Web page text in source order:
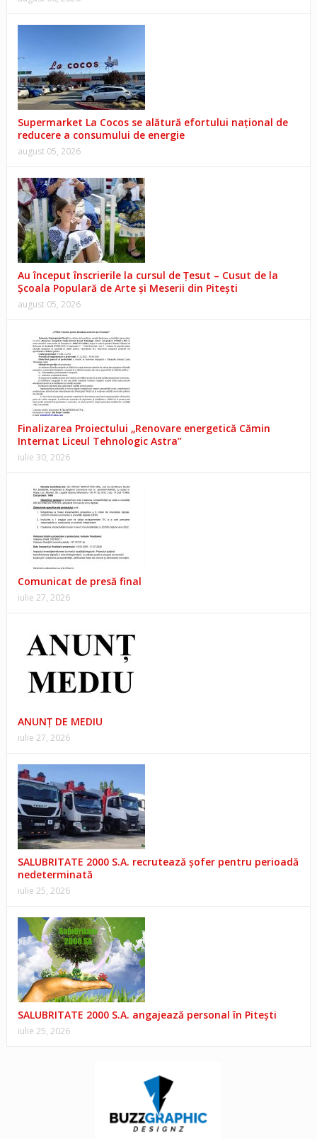
Supermarket La Cocos se alătură efortului național de
reducere a consumului de energie
august 05, 2026
Au început înscrierile la cursul de Țesut – Cusut de la
Școala Populară de Arte și Meserii din Pitești
august 05, 2026
Finalizarea Proiectului „Renovare energetică Cămin
Internat Liceul Tehnologic Astra”
iulie 30, 2026
Comunicat de presă final
iulie 27, 2026
ANUNŢ DE MEDIU
iulie 27, 2026
SALUBRITATE 2000 S.A. recrutează șofer pentru perioadă
nedeterminată
iulie 25, 2026
SALUBRITATE 2000 S.A. angajează personal în Pitești
iulie 25, 2026